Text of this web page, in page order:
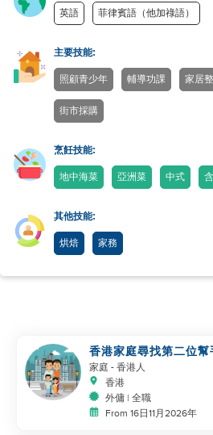
英語 菲律賓語（他加祿語）
主要技能:
照顧青少年 輔導功課 家居
街市採購
烹飪技能:
地中海菜 亞洲菜 中式
其他技能:
烘焙 家務
香港家庭尋找第二位幫
家庭 - 香港人
香港
外傭 | 全職
From 16日11月2026年